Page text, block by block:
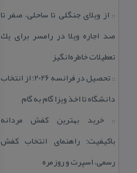
:: از ویلای جنگلی تا ساحلی، صفر تا
صد اجاره ویلا در رامسر برای یك
تعطیلات خاطره‌انگیز
::
تحصیل در فرانسه 2026؛ از انتخاب
دانشگاه تا اخذ ویزا گام به گام
::خرید بهترین كفش مردانه
باكیفیت؛ راهنمای انتخاب كفش
رسمی، اسپرت و روزمره